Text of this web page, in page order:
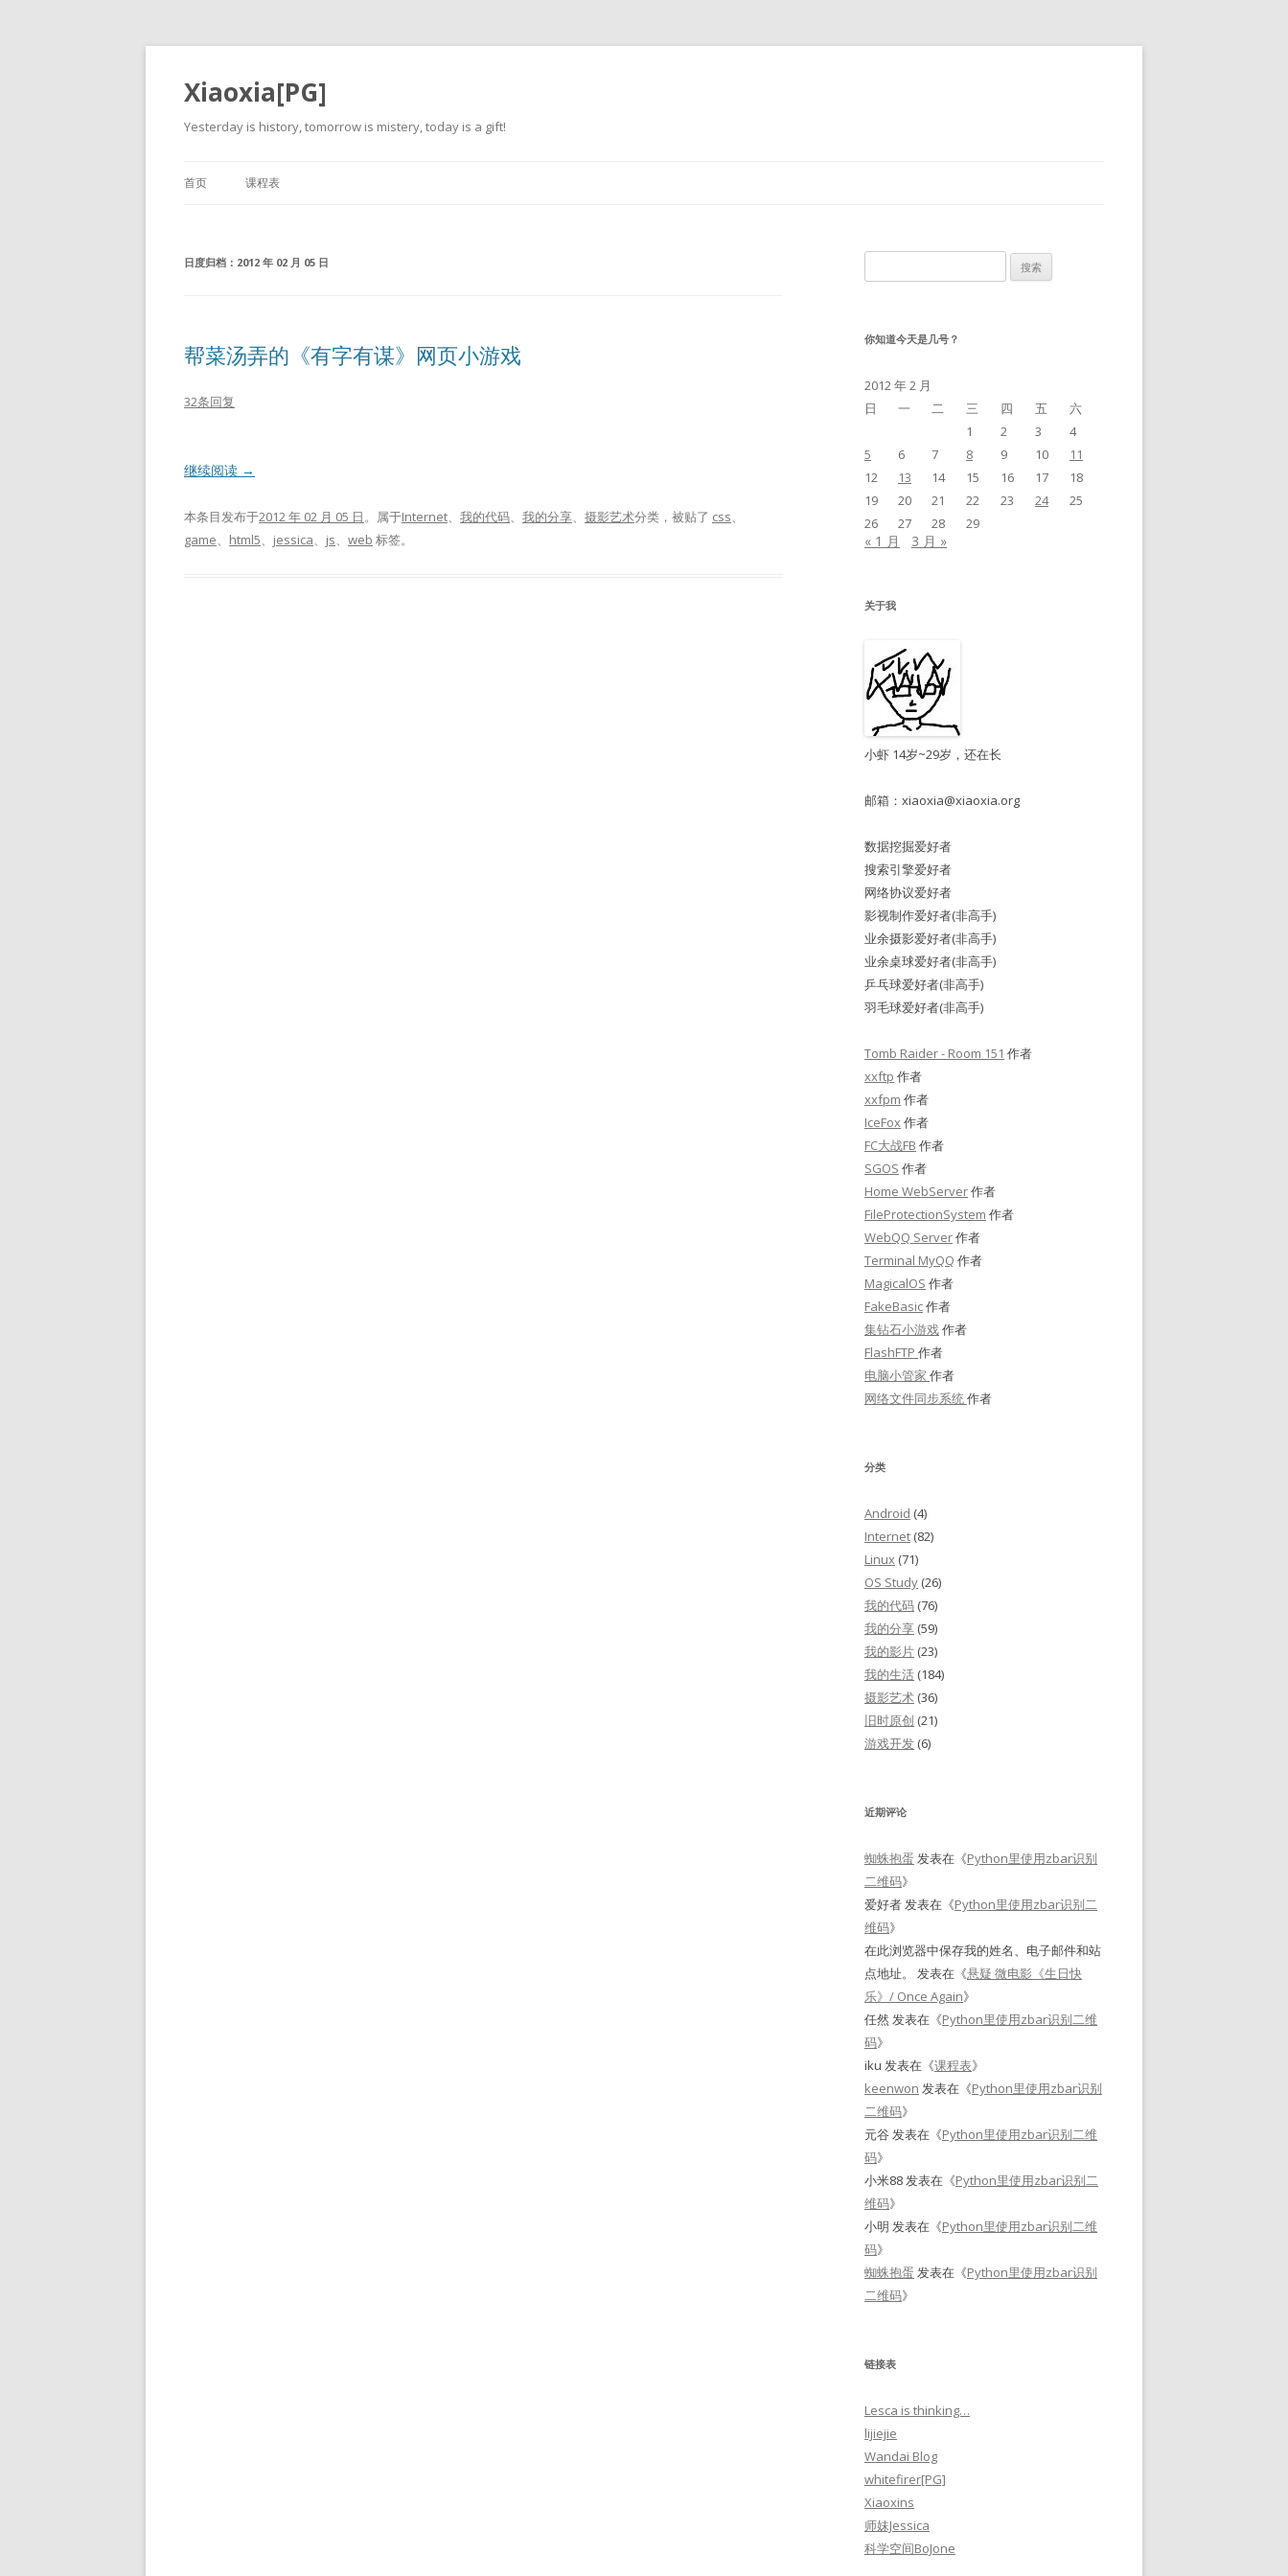
Xiaoxia[PG]
Yesterday is history, tomorrow is mistery, today is a gift!
首页 课程表
日度归档： 2012 年 02 月 05 日
帮菜汤弄的《有字有谋》网页小游戏
32条回复
继续阅读 →
本条目发布于2012 年 02 月 05 日。属于Internet、 我的代码、 我的分享、 摄影艺术分类，被贴了 css、
game、 html5、 jessica、 js、 web 标签。
索：
你知道今天是几号？
2012 年 2 月
日
一 二 三 四 五
六
1
2 3
4
5
6 7 8 9 10
11
12
13 14 15 16 17
18
19
20 21 22 23 24
25
26
27 28 29
« 1 月 3 月 »
关于我
小虾 14岁~29岁，还在长
邮箱： xiaoxia@xiaoxia.org
数据挖掘爱好者
搜索引擎爱好者
网络协议爱好者
影视制作爱好者(非高手)
业余摄影爱好者(非高手)
业余桌球爱好者(非高手)
乒乓球爱好者(非高手)
羽毛球爱好者(非高手)
Tomb Raider - Room 151 作者
xxftp 作者
xxfpm 作者
IceFox作者
FC大战FB 作者
SGOS 作者
Home WebServer作者
FileProtectionSystem 作者
WebQQ Server作者
Terminal MyQQ 作者
MagicalOS 作者
FakeBasic作者
集钻石小游戏作者
FlashFTP 作者
电脑小管家 作者
网络文件同步系统作者
分类
Android (4)
Internet (82)
Linux (71)
OS Study (26)
我的代码 (76)
我的分享 (59)
我的影片 (23)
我的生活 (184)
摄影艺术 (36)
旧时原创 (21)
游戏开发 (6)
近期评论
蜘蛛抱蛋 发表在《Python里使用zbar识别
二维码》
爱好者发表在《Python里使用zbar识别二
维码》
在此浏览器中保存我的姓名、电子邮件和站
点地址。
发表在《悬疑 微电影《生日快
乐》/ Once Again》
任然 发表在《Python里使用zbar识别二维
码》
iku 发表在《课程表》
keenwon 发表在《Python里使用zbar识别
二维码》
元谷发表在《Python里使用zbar识别二维
码》
小米88发表在《Python里使用zbar识别二
维码》
小明 发表在《Python里使用zbar识别二维
码》
蜘蛛抱蛋 发表在《Python里使用zbar识别
二维码》
链接表
Lesca is thinking…
lijiejie
Wandai Blog
whitefirer[PG]
Xiaoxins
师妹Jessica
科学空间BoJone